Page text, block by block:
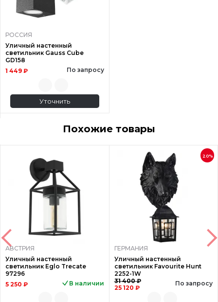
РОССИЯ
Уличный настенный
светильник Gauss Cube
GD158
1 449 ₽
По запросу
Уточнить
Похожие товары
АВСТРИЯ
Уличный настенный
светильник Eglo Trecate
97296
5 250 ₽
В наличии
20%
ГЕРМАНИЯ
Уличный настенный
светильник Favourite Hunt
2252-1W
31 400 ₽
25 120 ₽
По запросу